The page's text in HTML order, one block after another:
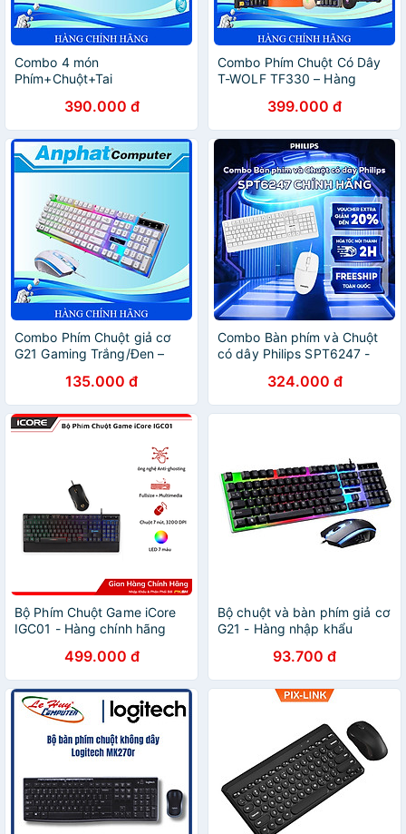
Combo 4 món
Phím+Chuột+Tai
TF240 Led 7 Màu – Hàng
Chính Hãng
390.000 đ
Combo Phím Chuột Có Dây
T-WOLF TF330 – Hàng
399.000 đ
Combo Phím Chuột giả cơ
G21 Gaming Trắng/Đen –
135.000 đ
Combo Bàn phím và Chuột
có dây Philips SPT6247 -
324.000 đ
Bộ Phím Chuột Game iCore
IGC01 - Hàng chính hãng
499.000 đ
Bộ chuột và bàn phím giả cơ
G21 - Hàng nhập khẩu
93.700 đ